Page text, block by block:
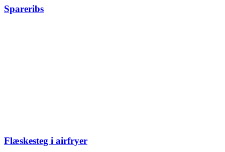
Spareribs
Flæskesteg i airfryer